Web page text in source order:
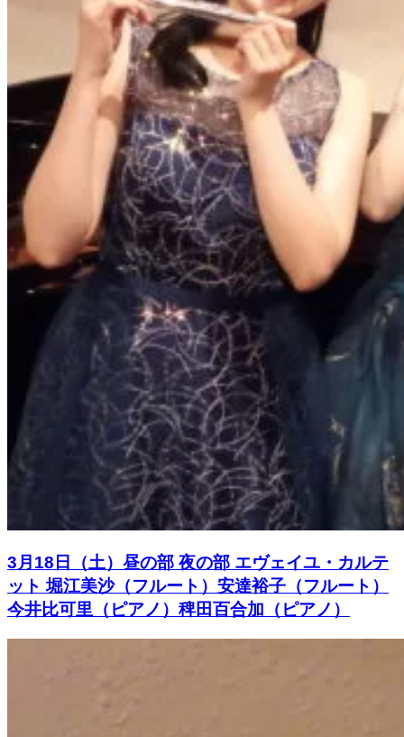
3月18日（土）昼の部 夜の部 エヴェイユ・カルテ
ット 堀江美沙（フルート）安達裕子（フルート）
今井比可里（ピアノ）稗田百合加（ピアノ）